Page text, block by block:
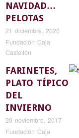
NAVIDAD…
PELOTAS
21 diciembre, 2020
Fundación Caja
Castellón
FARINETES,
PLATO TÍPICO
DEL
INVIERNO
20 noviembre, 2017
Fundación Caja